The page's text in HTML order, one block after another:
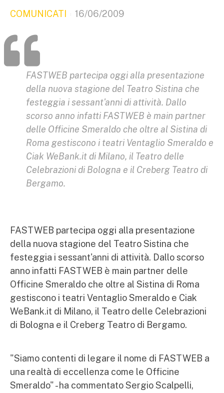
COMUNICATI 16/06/2009
FASTWEB partecipa oggi alla presentazione
della nuova stagione del Teatro Sistina che
festeggia i sessant'anni di attività. Dallo
scorso anno infatti FASTWEB è main partner
delle Officine Smeraldo che oltre al Sistina di
Roma gestiscono i teatri Ventaglio Smeraldo e
Ciak WeBank.it di Milano, il Teatro delle
Celebrazioni di Bologna e il Creberg Teatro di
Bergamo.
FASTWEB partecipa oggi alla presentazione
della nuova stagione del Teatro Sistina che
festeggia i sessant'anni di attività. Dallo scorso
anno infatti FASTWEB è main partner delle
Officine Smeraldo che oltre al Sistina di Roma
gestiscono i teatri Ventaglio Smeraldo e Ciak
WeBank.it di Milano, il Teatro delle Celebrazioni
di Bologna e il Creberg Teatro di Bergamo.
"Siamo contenti di legare il nome di FASTWEB a
una realtà di eccellenza come le Officine
Smeraldo" - ha commentato Sergio Scalpelli,